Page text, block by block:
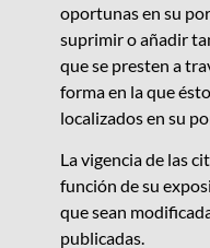
oportunas en su
suprimir o añadir
que se presten a
forma en la que
localizados en su
La vigencia de las
función de su
que sean
publicadas.